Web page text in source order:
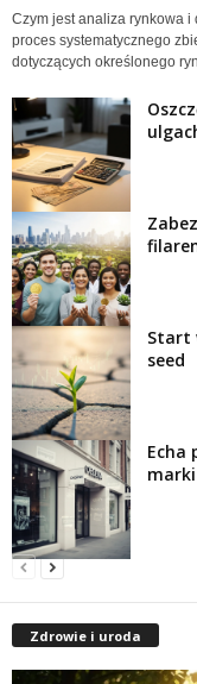
Czym jest analiza rynkowa
proces systematycznego
dotyczących określonego
Start
seed
Echa
marki
Zdrowie i uroda